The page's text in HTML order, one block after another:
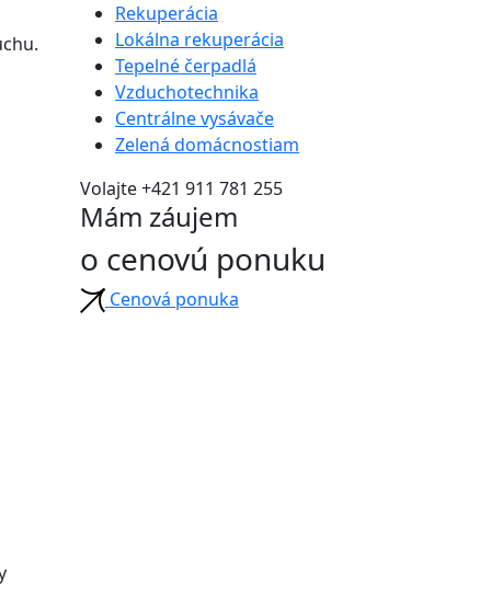
Rekuperácia
Lokálna rekuperácia
Tepelné čerpadlá
Vzduchotechnika
Centrálne vysávače
Zelená domácnostiam
Volajte +421 911 781 255
Mám záujem
o cenovú ponuku
Cenová ponuka